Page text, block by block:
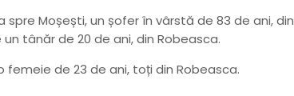
Moșești, un șofer în vârstă de 83 de ani, din
tânăr de 20 de ani, din Robeasca.
de 23 de ani, toți din Robeasca.